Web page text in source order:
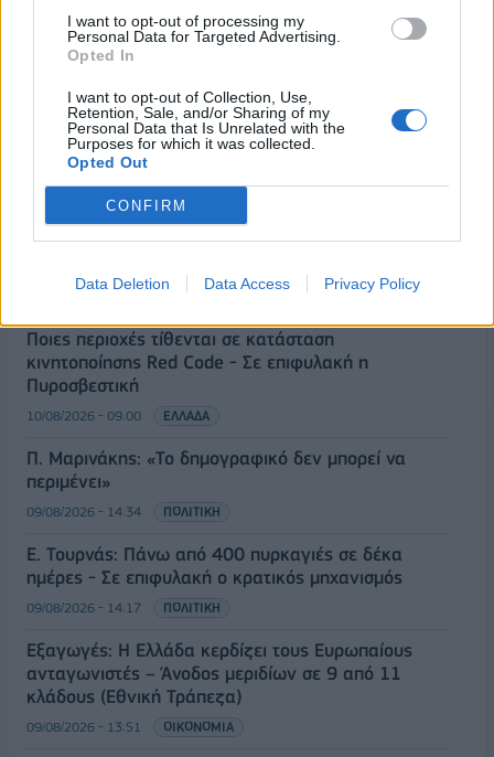
I want to opt-out of processing my
Personal Data for Targeted Advertising.
Opted In
I want to opt-out of Collection, Use,
Retention, Sale, and/or Sharing of my
Personal Data that Is Unrelated with the
Purposes for which it was collected.
Opted Out
CONFIRM
Data Deletion Data Access Privacy Policy
ΡΟΗ ΕΙΔΗΣΕΩΝ
Η Gen Z αποταμιεύει λιγότερο, από άλλες γενιές -
ΟΙΚΟΝΟΜΙΑ
Ποιες περιοχές τίθενται σε κατάσταση
κινητοποίησης Red Code - Σε επιφυλακή η
Πυροσβεστική
10/08/2026 - 09:00 ΕΛΛΑΔΑ
Π. Μαρινάκης: «Το δημογραφικό δεν μπορεί να
περιμένει»
09/08/2026 - 14:34 ΠΟΛΙΤΙΚΗ
Ε. Τουρνάς: Πάνω από 400 πυρκαγιές σε δέκα
ημέρες - Σε επιφυλακή ο κρατικός μηχανισμός
09/08/2026 - 14:17 ΠΟΛΙΤΙΚΗ
Εξαγωγές: Η Ελλάδα κερδίζει τους Ευρωπαίους
ανταγωνιστές – Άνοδος μεριδίων σε 9 από 11
κλάδους (Εθνική Τράπεζα)
09/08/2026 - 13:51 ΟΙΚΟΝΟΜΙΑ